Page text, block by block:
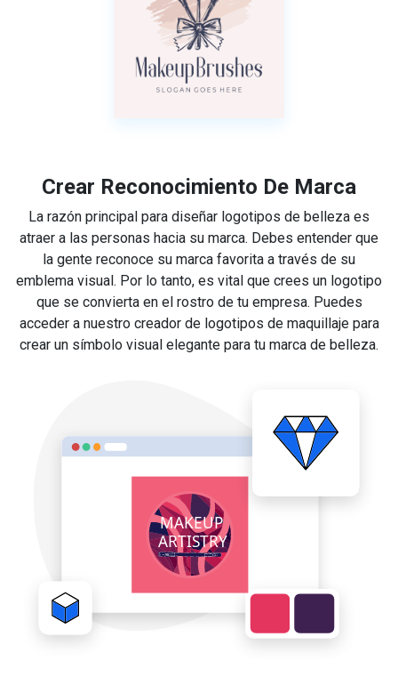
Crear Reconocimiento De Marca
La razón principal para diseñar logotipos de belleza es
atraer a las personas hacia su marca. Debes entender que
la gente reconoce su marca favorita a través de su
emblema visual. Por lo tanto, es vital que crees un logotipo
que se convierta en el rostro de tu empresa. Puedes
acceder a nuestro creador de logotipos de maquillaje para
crear un símbolo visual elegante para tu marca de belleza.